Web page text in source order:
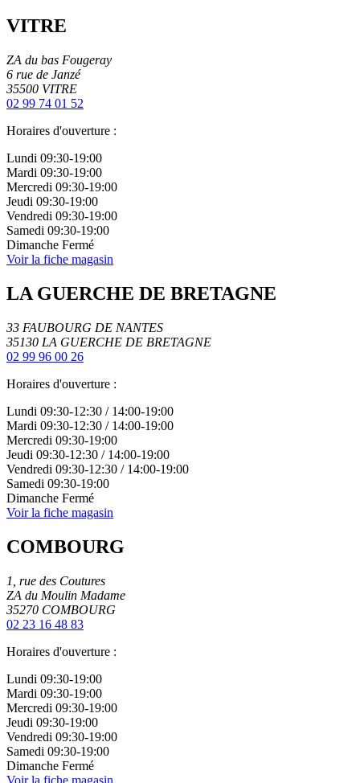
VITRE
ZA du bas Fougeray
6 rue de Janzé
35500 VITRE
02 99 74 01 52
Horaires d'ouverture :
Lundi 09:30-19:00
Mardi 09:30-19:00
Mercredi 09:30-19:00
Jeudi 09:30-19:00
Vendredi 09:30-19:00
Samedi 09:30-19:00
Dimanche Fermé
Voir la fiche magasin
LA GUERCHE DE BRETAGNE
33 FAUBOURG DE NANTES
35130 LA GUERCHE DE BRETAGNE
02 99 96 00 26
Horaires d'ouverture :
Lundi 09:30-12:30 /14:00-19:00
Mardi 09:30-12:30 /14:00-19:00
Mercredi 09:30-19:00
Jeudi 09:30-12:30 /14:00-19:00
Vendredi 09:30-12:30 /14:00-19:00
Samedi 09:30-19:00
Dimanche Fermé
Voir la fiche magasin
COMBOURG
1, rue des Coutures
ZA du Moulin Madame
35270 COMBOURG
02 23 16 48 83
Horaires d'ouverture :
Lundi 09:30-19:00
Mardi 09:30-19:00
Mercredi 09:30-19:00
Jeudi 09:30-19:00
Vendredi 09:30-19:00
Samedi 09:30-19:00
Dimanche Fermé
Voir la fiche magasin